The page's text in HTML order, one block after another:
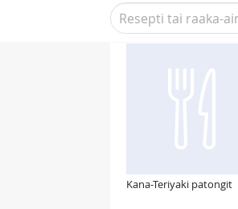
Suosittelemme
Kana-Teriyaki patongit